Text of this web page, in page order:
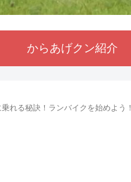
からあげクン紹介
れる秘訣！ランバイクを始めよう！